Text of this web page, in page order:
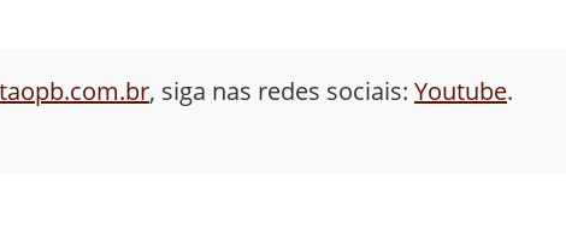
, siga nas redes sociais: Youtube.